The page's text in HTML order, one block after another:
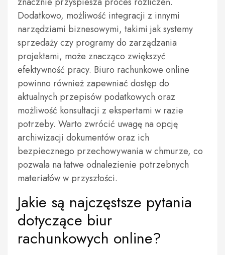
Dodatkowo, możliwość integracji z innymi
narzędziami biznesowymi, takimi jak systemy
sprzedaży czy programy do zarządzania
projektami, może znacząco zwiększyć
efektywność pracy. Biuro rachunkowe online
powinno również zapewniać dostęp do
aktualnych przepisów podatkowych oraz
możliwość konsultacji z ekspertami w razie
potrzeby. Warto zwrócić uwagę na opcję
archiwizacji dokumentów oraz ich
bezpiecznego przechowywania w chmurze, co
pozwala na łatwe odnalezienie potrzebnych
materiałów w przyszłości.
Jakie są najczęstsze pytania
dotyczące biur
rachunkowych online?